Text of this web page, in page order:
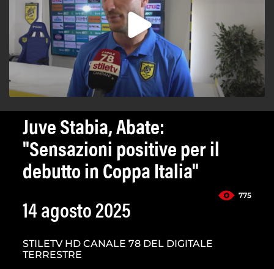
Juve Stabia, Abate:
"Sensazioni positive per il
debutto in Coppa Italia"
775
14 agosto 2025
STILETV HD CANALE 78 DEL DIGITALE
TERRESTRE